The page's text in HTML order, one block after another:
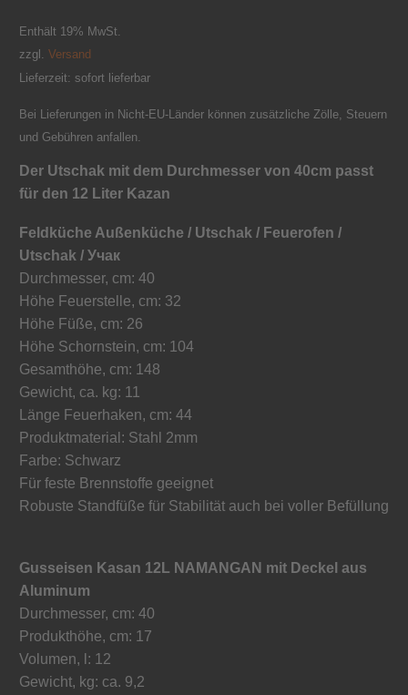
Enthält 19% MwSt.
zzgl. Versand
Lieferzeit: sofort lieferbar
Bei Lieferungen in Nicht-EU-Länder können zusätzliche Zölle, Steuern
und Gebühren anfallen.
Der Utschak mit dem Durchmesser von 40cm passt
für den 12 Liter Kazan
Feldküche Außenküche / Utschak / Feuerofen /
Utschak / Учак
Durchmesser, сm: 40
Höhe Feuerstelle, сm: 32
Höhe Füße, сm: 26
Höhe Schornstein, сm: 104
Gesamthöhe, сm: 148
Gewicht, ca. kg: 11
Länge Feuerhaken, cm: 44
Produktmaterial: Stahl 2mm
Farbe: Schwarz
Für feste Brennstoffe geeignet
Robuste Standfüße für Stabilität auch bei voller Befüllung
Gusseisen Kasan 12L NAMANGAN mit Deckel aus
Aluminum
Durchmesser, cm: 40
Produkthöhe, cm: 17
Volumen, l: 12
Gewicht, kg: ca. 9,2